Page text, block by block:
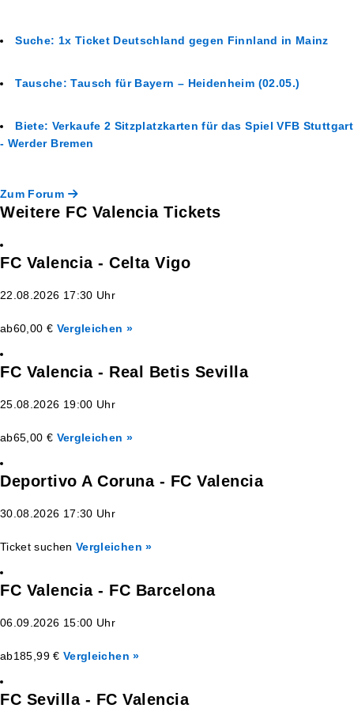
Suche: 1x Ticket Deutschland gegen Finnland in Mainz
Tausche: Tausch für Bayern – Heidenheim (02.05.)
Biete: Verkaufe 2 Sitzplatzkarten für das Spiel VFB Stuttgart
- Werder Bremen
Zum Forum
Weitere FC Valencia Tickets
FC Valencia - Celta Vigo
22.08.2026 17:30 Uhr
ab60,00 € Vergleichen »
FC Valencia - Real Betis Sevilla
25.08.2026 19:00 Uhr
ab65,00 € Vergleichen »
Deportivo A Coruna - FC Valencia
30.08.2026 17:30 Uhr
Ticket suchen Vergleichen »
FC Valencia - FC Barcelona
06.09.2026 15:00 Uhr
ab185,99 € Vergleichen »
FC Sevilla - FC Valencia